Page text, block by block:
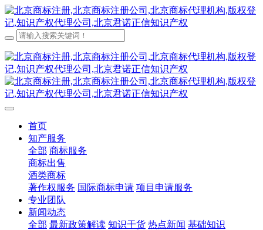
首页
知产服务
全部 商标服务
商标出售
酒类商标
著作权服务 国际商标申请 项目申请服务
专业团队
新闻动态
全部 最新政策解读 知识干货 热点新闻 基础知识